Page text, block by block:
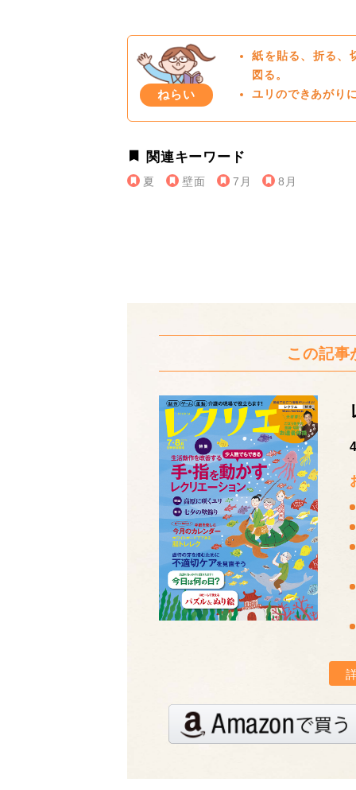
ねらい
紙を貼る、折る、
図る。
ユリのできあがり
関連キーワード
夏 壁面 7月 8月
この記事